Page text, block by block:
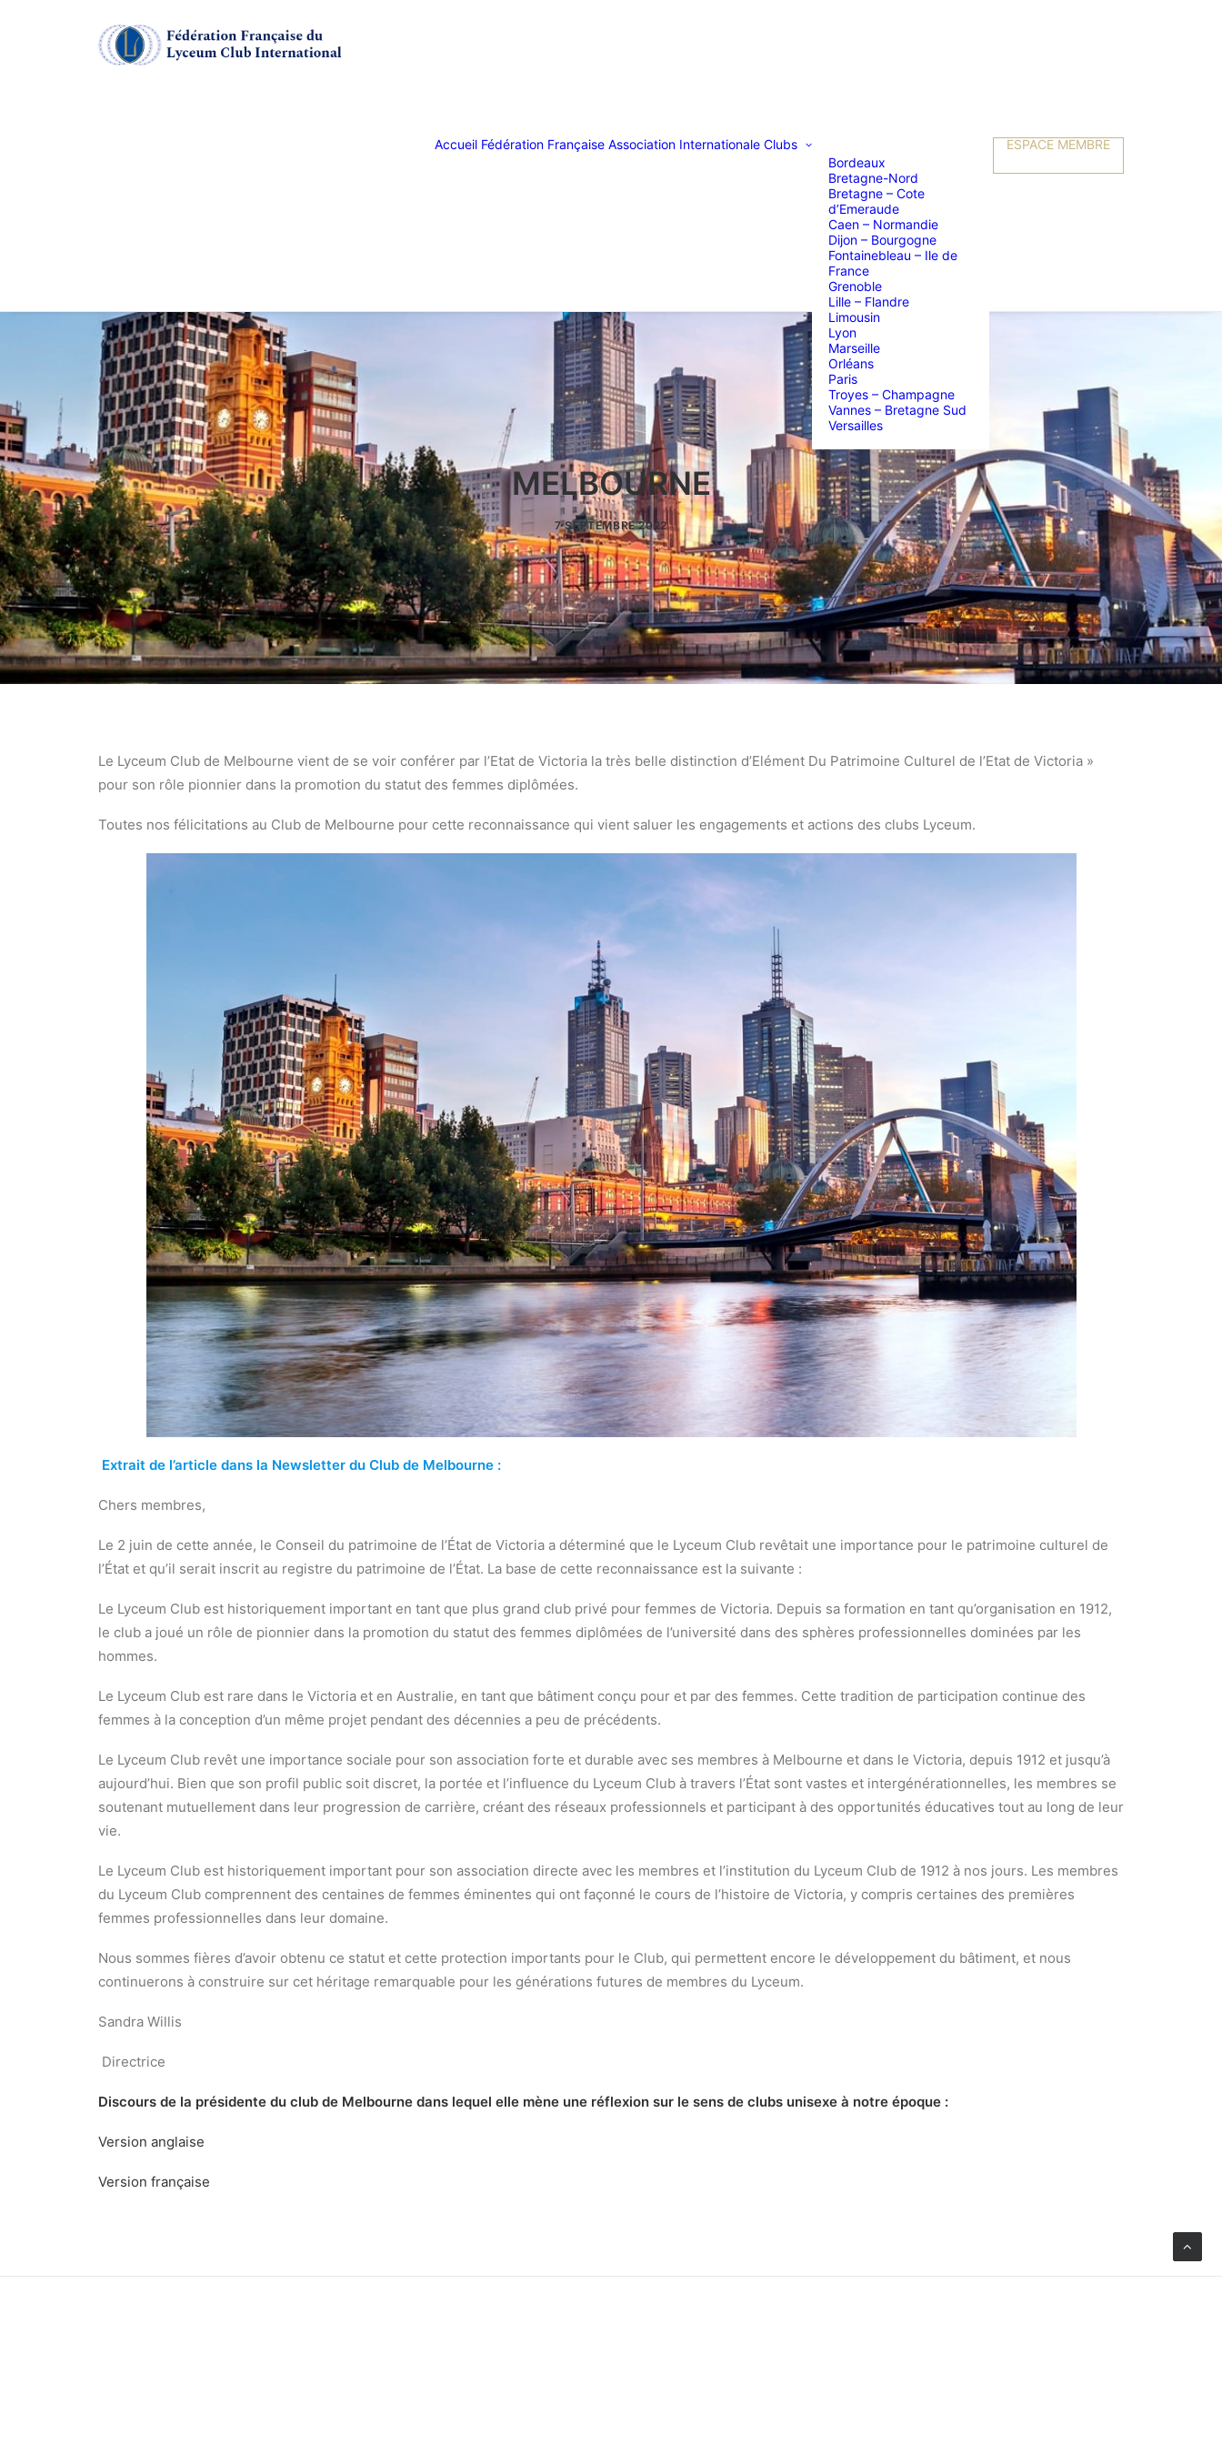
Accueil Fédération Française Association Internationale Clubs
Bordeaux
Bretagne-Nord
Bretagne – Cote
d’Emeraude
Caen – Normandie
Dijon – Bourgogne
Fontainebleau – Ile de
France
Grenoble
Lille – Flandre
Limousin
Lyon
Marseille
Orléans
Paris
Troyes – Champagne
Vannes – Bretagne Sud
Versailles
ESPACE MEMBRE
MELBOURNE
7 SEPTEMBRE 2022
Le Lyceum Club de Melbourne vient de se voir conférer par l’Etat de Victoria la très belle distinction d’Elément Du Patrimoine Culturel de l’Etat de Victoria »
pour son rôle pionnier dans la promotion du statut des femmes diplômées.
Toutes nos félicitations au Club de Melbourne pour cette reconnaissance qui vient saluer les engagements et actions des clubs Lyceum.
Extrait de l’article dans la Newsletter du Club de Melbourne :
Chers membres,
Le 2 juin de cette année, le Conseil du patrimoine de l’État de Victoria a déterminé que le Lyceum Club revêtait une importance pour le patrimoine culturel de
l’État et qu’il serait inscrit au registre du patrimoine de l’État. La base de cette reconnaissance est la suivante :
Le Lyceum Club est historiquement important en tant que plus grand club privé pour femmes de Victoria. Depuis sa formation en tant qu’organisation en 1912,
le club a joué un rôle de pionnier dans la promotion du statut des femmes diplômées de l’université dans des sphères professionnelles dominées par les
hommes.
Le Lyceum Club est rare dans le Victoria et en Australie, en tant que bâtiment conçu pour et par des femmes. Cette tradition de participation continue des
femmes à la conception d’un même projet pendant des décennies a peu de précédents.
Le Lyceum Club revêt une importance sociale pour son association forte et durable avec ses membres à Melbourne et dans le Victoria, depuis 1912 et jusqu’à
aujourd’hui. Bien que son profil public soit discret, la portée et l’influence du Lyceum Club à travers l’État sont vastes et intergénérationnelles, les membres se
soutenant mutuellement dans leur progression de carrière, créant des réseaux professionnels et participant à des opportunités éducatives tout au long de leur
vie.
Le Lyceum Club est historiquement important pour son association directe avec les membres et l’institution du Lyceum Club de 1912 à nos jours. Les membres
du Lyceum Club comprennent des centaines de femmes éminentes qui ont façonné le cours de l’histoire de Victoria, y compris certaines des premières
femmes professionnelles dans leur domaine.
Nous sommes fières d’avoir obtenu ce statut et cette protection importants pour le Club, qui permettent encore le développement du bâtiment, et nous
continuerons à construire sur cet héritage remarquable pour les générations futures de membres du Lyceum.
Sandra Willis
Directrice
Discours de la présidente du club de Melbourne dans lequel elle mène une réflexion sur le sens de clubs unisexe à notre époque :
Version anglaise
Version française